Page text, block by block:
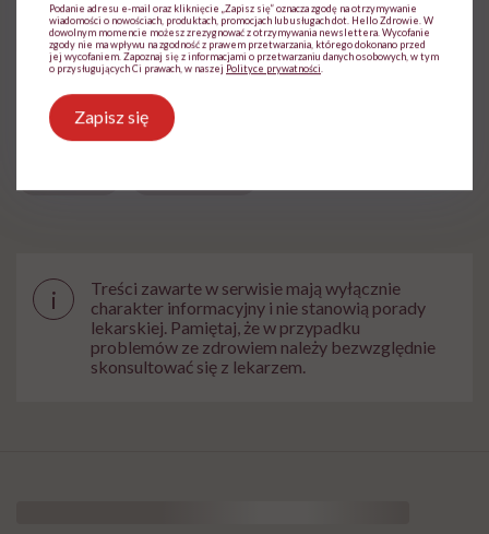
Udostępnij
Powiązane tematy:
i
Treści zawarte w serwisie mają wyłącznie
charakter informacyjny i nie stanowią porady
lekarskiej. Pamiętaj, że w przypadku
problemów ze zdrowiem należy bezwzględnie
skonsultować się z lekarzem.
Podanie adresu e-mail oraz kliknięcie „Zapisz się” oznacza zgodę na otrzymywanie
wiadomości o nowościach, produktach, promocjach lub usługach dot. Hello Zdrowie. W
dowolnym momencie możesz zrezygnować z otrzymywania newslettera. Wycofanie
zgody nie ma wpływu na zgodność z prawem przetwarzania, którego dokonano przed
jej wycofaniem. Zapoznaj się z informacjami o przetwarzaniu danych osobowych, w tym
o przysługujących Ci prawach, w naszej Polityce prywatności
Zapisz się